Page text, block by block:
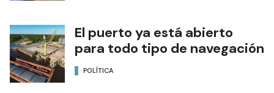
El puerto ya está abierto
para todo tipo de navegación
POLÍTICA